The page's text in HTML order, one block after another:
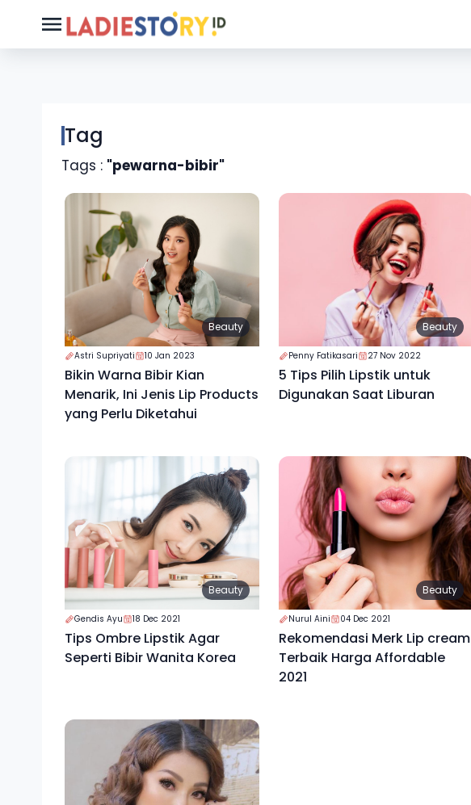
Tag
Tags : "pewarna-bibir"
Beauty
Astri Supriyati 10 Jan 2023
Bikin Warna Bibir Kian
Menarik, Ini Jenis Lip Products
yang Perlu Diketahui
Beauty
Penny Fatikasari 27 Nov 2022
5 Tips Pilih Lipstik untuk
Digunakan Saat Liburan
Beauty
Gendis Ayu 18 Dec 2021
Tips Ombre Lipstik Agar
Seperti Bibir Wanita Korea
Beauty
Nurul Aini 04 Dec 2021
Rekomendasi Merk Lip cream
Terbaik Harga Affordable
2021